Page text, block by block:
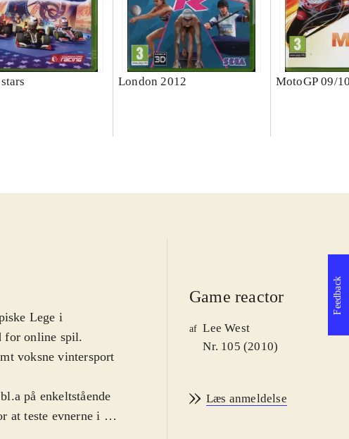
London 2012 MotoGP 09/
Lege i
for online spil.
voksne vintersport
på enkeltstående
at teste evnerne i 14
Game reactor
af Lee West
Nr. 105 (2010)
Læs anmeldelse
Feedback